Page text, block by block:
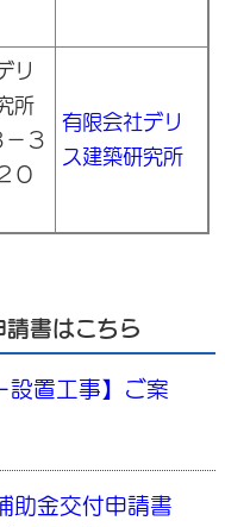
リ
所
３
０
有限会社デリ
ス建築研究所
書はこちら
設置工事】ご案
助金交付申請書